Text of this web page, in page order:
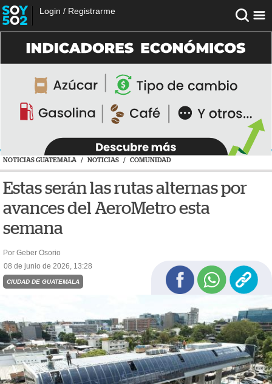
Login / Registrarme
NOTICIAS GUATEMALA / NOTICIAS / COMUNIDAD
Estas serán las rutas alternas por
avances del AeroMetro esta
semana
Por Geber Osorio
08 de junio de 2026, 13:28
CIUDAD DE GUATEMALA